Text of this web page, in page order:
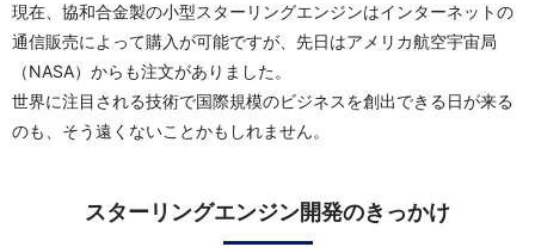
現在、協和合金製の小型スターリングエンジンはインターネットの
通信販売によって購入が可能ですが、先日はアメリカ航空宇宙局
（NASA）からも注文がありました。
世界に注目される技術で国際規模のビジネスを創出できる日が来る
のも、そう遠くないことかもしれません。
スターリングエンジン開発のきっかけ